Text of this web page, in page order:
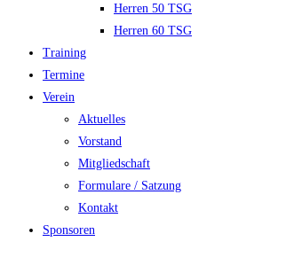
Herren 50 TSG
Herren 60 TSG
Training
Termine
Verein
Aktuelles
Vorstand
Mitgliedschaft
Formulare / Satzung
Kontakt
Sponsoren